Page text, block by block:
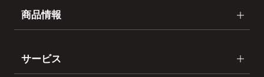
商品情報
サービス